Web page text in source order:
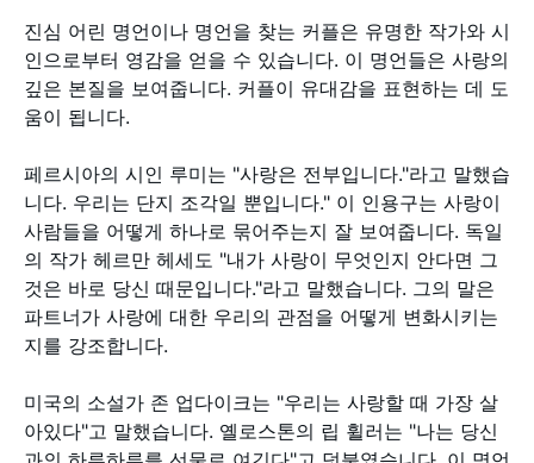
진심 어린 명언이나 명언을 찾는 커플은 유명한 작가와 시
인으로부터 영감을 얻을 수 있습니다. 이 명언들은 사랑의
깊은 본질을 보여줍니다. 커플이 유대감을 표현하는 데 도
움이 됩니다.
페르시아의 시인 루미는 "사랑은 전부입니다."라고 말했습
니다. 우리는 단지 조각일 뿐입니다." 이 인용구는 사랑이
사람들을 어떻게 하나로 묶어주는지 잘 보여줍니다. 독일
의 작가 헤르만 헤세도 "내가 사랑이 무엇인지 안다면 그
것은 바로 당신 때문입니다."라고 말했습니다. 그의 말은
파트너가 사랑에 대한 우리의 관점을 어떻게 변화시키는
지를 강조합니다.
미국의 소설가 존 업다이크는 "우리는 사랑할 때 가장 살
아있다"고 말했습니다. 옐로스톤의 립 휠러는 "나는 당신